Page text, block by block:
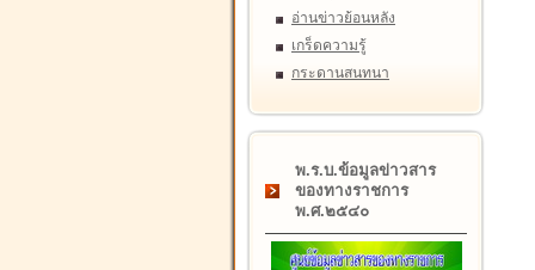
อ่านข่าวย้อนหลัง
เกร็ดความรู้
กระดานสนทนา
พ.ร.บ.ข้อมูลข่าวสาร
ของทางราชการ
พ.ศ.๒๕๔๐